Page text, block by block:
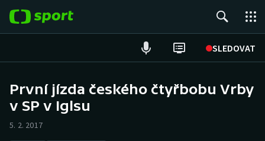
SLEDOVAT
Hokej
První jízda českého čtyřbobu Vrby
v SP v Iglsu
5. 2. 2017